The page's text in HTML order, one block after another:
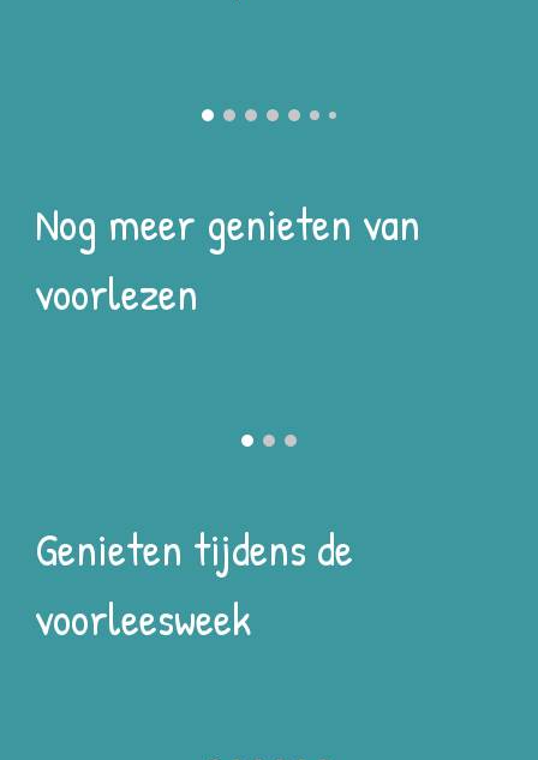
Nog meer genieten van
voorlezen
Genieten tijdens de
voorleesweek